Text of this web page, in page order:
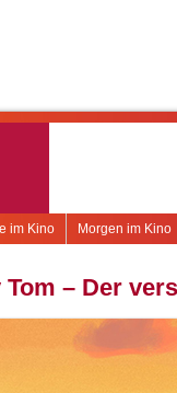
Morgen im Kino
im Kino
Tom – Der